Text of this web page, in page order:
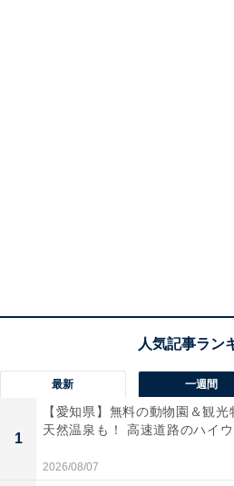
最新 一週間
1
【愛知県】無料の動物園＆観
天然温泉も！ 高速道路のハイウ
2026/08/07